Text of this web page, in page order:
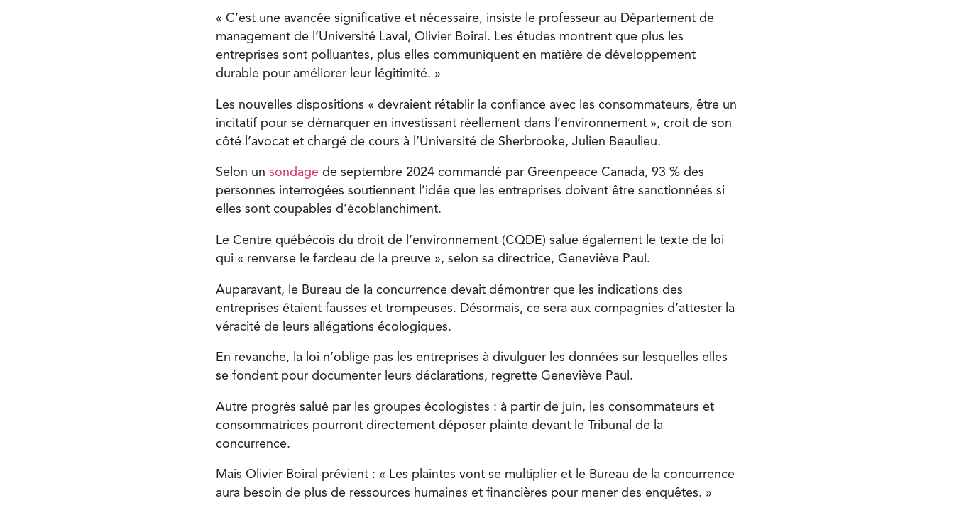
« C’est une avancée significative et nécessaire, insiste le professeur au Département de
management de l’Université Laval, Olivier Boiral. Les études montrent que plus les
entreprises sont polluantes, plus elles communiquent en matière de développement
durable pour améliorer leur légitimité. »
Les nouvelles dispositions « devraient rétablir la confiance avec les consommateurs, être un
incitatif pour se démarquer en investissant réellement dans l’environnement », croit de son
côté l’avocat et chargé de cours à l’Université de Sherbrooke, Julien Beaulieu.
Selon un sondage de septembre 2024 commandé par Greenpeace Canada, 93 % des
personnes interrogées soutiennent l’idée que les entreprises doivent être sanctionnées si
elles sont coupables d’écoblanchiment.
Le Centre québécois du droit de l’environnement (CQDE) salue également le texte de loi
qui « renverse le fardeau de la preuve », selon sa directrice, Geneviève Paul.
Auparavant, le Bureau de la concurrence devait démontrer que les indications des
entreprises étaient fausses et trompeuses. Désormais, ce sera aux compagnies d’attester la
véracité de leurs allégations écologiques.
En revanche, la loi n’oblige pas les entreprises à divulguer les données sur lesquelles elles
se fondent pour documenter leurs déclarations, regrette Geneviève Paul.
Autre progrès salué par les groupes écologistes : à partir de juin, les consommateurs et
consommatrices pourront directement déposer plainte devant le Tribunal de la
concurrence.
Mais Olivier Boiral prévient : « Les plaintes vont se multiplier et le Bureau de la concurrence
aura besoin de plus de ressources humaines et financières pour mener des enquêtes. »